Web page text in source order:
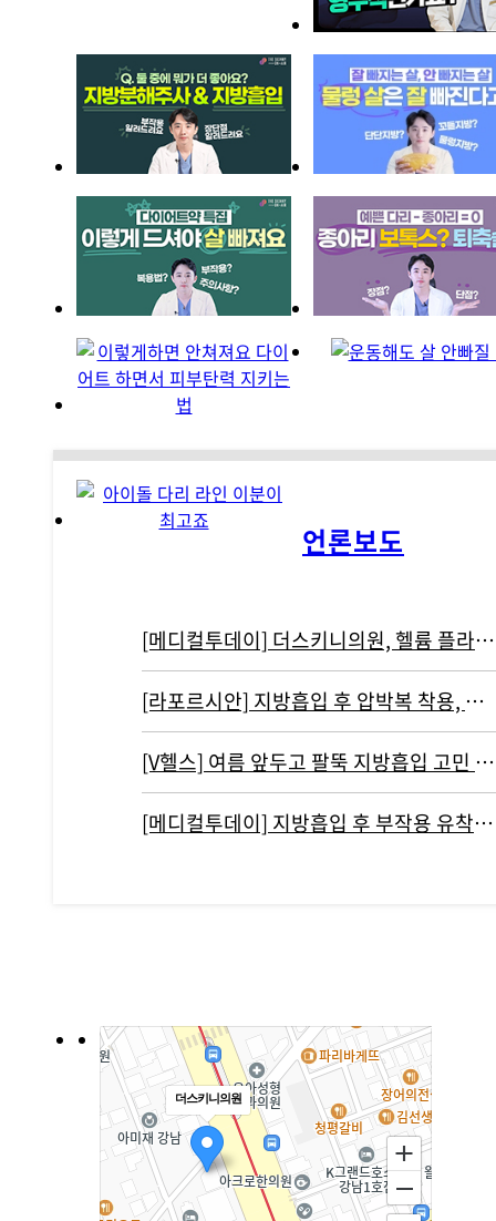
언론보도
[메디컬투데이] 더스키니의원, 헬륨 플라즈마 기반 리뉴비온 도입
[라포르시안] 지방흡입 후 압박복 착용, 결과에 영향 주지 않아...통증…
[V헬스] 여름 앞두고 팔뚝 지방흡입 고민 중이라면 '이것' 주의해야
[메디컬투데이] 지방흡입 후 부작용 유착현상인 ‘바이오본드’ 개선하려면?
더스키니의원